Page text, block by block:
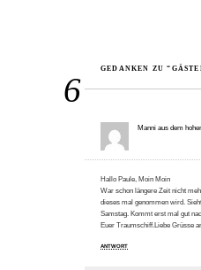
6
GEDANKEN ZU
Manni aus dem
Hallo Paule, Moin Moin
War schon längere Zeit nicht
dieses mal genommen wird.
Samstag. Kommt erst mal gut
Euer Traumschiff.Liebe Grüsse
ANTWORT